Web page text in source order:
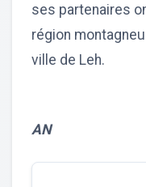
ses partenaires
région
ville de Leh.
AN